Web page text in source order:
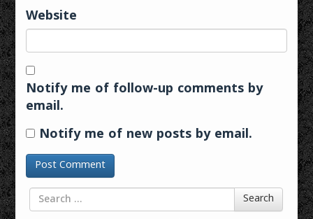
Website
Notify me of follow-up comments by
email.
Notify me of new posts by email.
Search for Search